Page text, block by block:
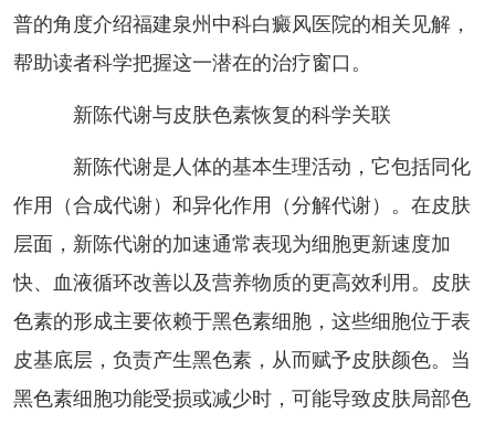
普的角度介绍福建泉州中科白癜风医院的相关见解，
帮助读者科学把握这一潜在的治疗窗口。
新陈代谢与皮肤色素恢复的科学关联
新陈代谢是人体的基本生理活动，它包括同化
作用（合成代谢）和异化作用（分解代谢）。在皮肤
层面，新陈代谢的加速通常表现为细胞更新速度加
快、血液循环改善以及营养物质的更高效利用。皮肤
色素的形成主要依赖于黑色素细胞，这些细胞位于表
皮基底层，负责产生黑色素，从而赋予皮肤颜色。当
黑色素细胞功能受损或减少时，可能导致皮肤局部色